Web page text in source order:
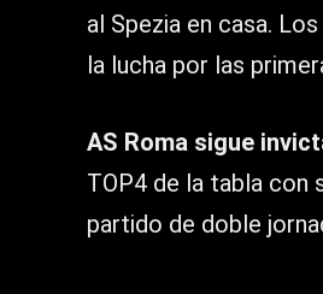
al Spezia en casa.
la lucha por las
AS Roma sigue
TOP4 de la tabla con
partido de doble